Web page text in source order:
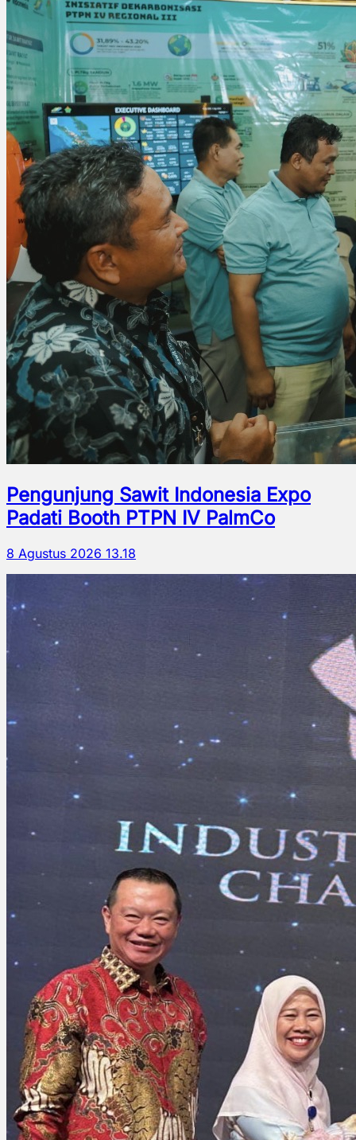
Pengunjung Sawit Indonesia Expo
Padati Booth PTPN IV PalmCo
8 Agustus 2026 13.18